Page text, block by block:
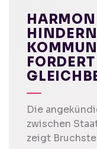
FORDERT
Die
zwischen
zeigt